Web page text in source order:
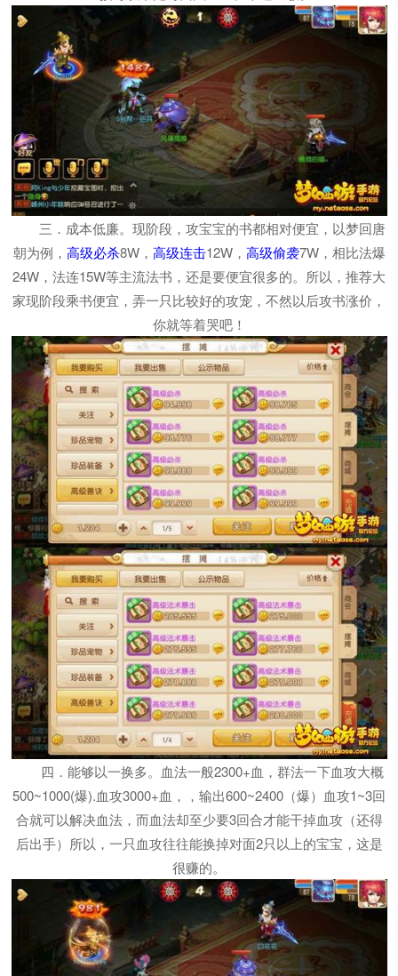
三．成本低廉。现阶段，攻宝宝的书都相对便宜，以梦回唐
朝为例， 高级必杀8W， 高级连击12W， 高级偷袭7W，相比法爆
24W，法连15W等主流法书，还是要便宜很多的。所以，推荐大
家现阶段乘书便宜，弄一只比较好的攻宠，不然以后攻书涨价，
你就等着哭吧！
四．能够以一换多。血法一般2300+血，群法一下血攻大概
500~1000(爆).血攻3000+血，，输出600~2400（爆）血攻1~3回
合就可以解决血法，而血法却至少要3回合才能干掉血攻（还得
后出手）所以，一只血攻往往能换掉对面2只以上的宝宝，这是
很赚的。